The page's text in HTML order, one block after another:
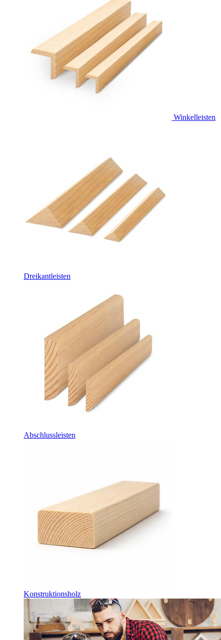
Winkelleisten
Dreikantleisten
Abschlussleisten
Konstruktionsholz